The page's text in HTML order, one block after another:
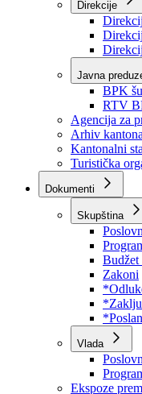
Direkcije
Javna
BPK
RTV
Agencija za
Arhiv kantona
Kantonalni
Turistička
Dokumenti
Skupština
Budžet
Zakoni
*Odluke
Vlada